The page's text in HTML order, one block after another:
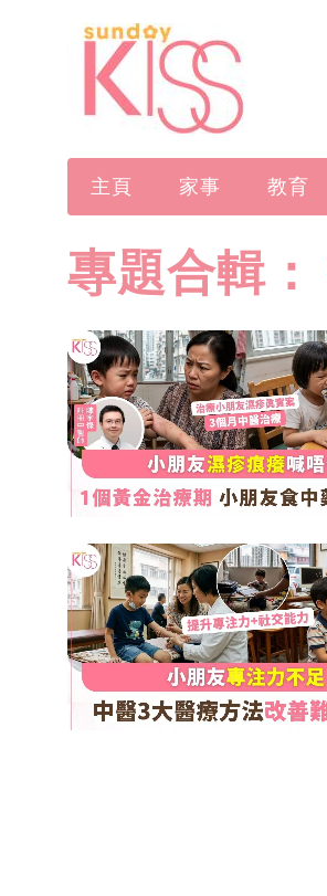
主頁 家事 教育
專題合輯：